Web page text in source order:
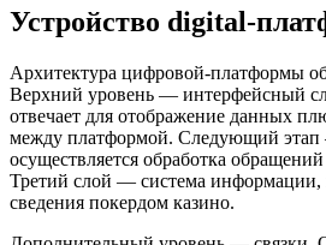
Устройство digital-
Архитектура цифровой-платформы
Верхний уровень — интерфейсный
отвечает для отображение данных
между платформой. Следующий этап
осуществляется обработка
Третий слой — система информации,
сведения покердом казино.